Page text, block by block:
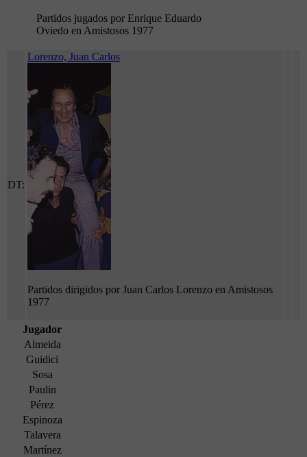
Partidos jugados por Enrique Eduardo
Oviedo en Amistosos 1977
DT:
Lorenzo, Juan Carlos
Partidos dirigidos por Juan Carlos Lorenzo en Amistosos
1977
Jugador
Almeida
Guidici
Sosa
Paulin
Pérez
Espinoza
Talavera
Martínez